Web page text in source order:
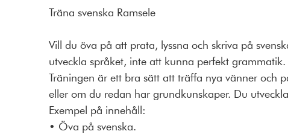
Träna svenska Ramsele
Vill du öva på att prata, lyssna och skriva på
utveckla språket, inte att kunna perfekt
Träningen är ett bra sätt att träffa nya vänner och
eller om du redan har grundkunskaper. Du
Exempel på innehåll:
• Öva på svenska.